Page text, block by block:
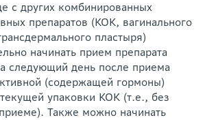
с других комбинированных
препаратов (КОК, вагинального
пластыря)
начинать прием препарата
следующий день после приема
(содержащей гормоны)
упаковки КОК (т.е., без
Также можно начинать